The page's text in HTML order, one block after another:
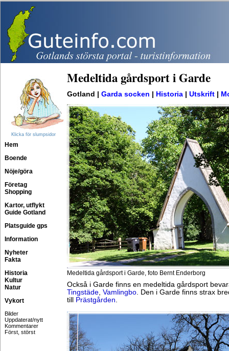
Klicka för slumpsidor
Hem
Boende
Nöje/göra
Företag
Shopping
Kartor, utflykt
Guide Gotland
Platsguide gps
Information
Nyheter
Fakta
Historia
Kultur
Natur
Vykort
Bilder
Uppdaterat/nytt
Kommentarer
Först, störst
Medeltida gårdsport i Garde
Gotland | Garda socken Historia Utskrift
Medeltida gårdsport i Garde, foto Bernt Enderborg
Också i Garde finns en medeltida gårdsport
Tingstäde, Vamlingbo. Den i Garde finns strax
till
Prästgården.